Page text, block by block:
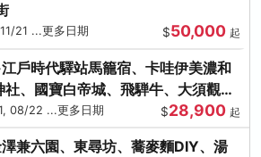
21 ...更多日期 $50,000 起
戶時代驛站馬籠宿、卡哇伊美濃和
、國寶白帝城、飛騨牛、大須觀音
08/22 ...更多日期 $28,900 起
兼六園、東尋坊、蕎麥麵DIY、湯